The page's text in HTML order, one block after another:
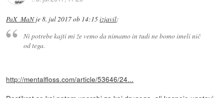
PaX_MaNje8. jul 2017 ob 14:15izjavil:
Ni potrebe kajti mi že vemo da nimamo in tudi ne bomo imeli nič
od tega.
http://mentalfloss.com/article/53646/24...